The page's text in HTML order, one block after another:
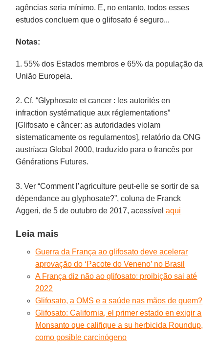
agências seria mínimo. E, no entanto, todos esses
estudos concluem que o glifosato é seguro...
Notas:
1. 55% dos Estados membros e 65% da população da
União Europeia.
2. Cf. “Glyphosate et cancer : les autorités en
infraction systématique aux réglementations”
[Glifosato e câncer: as autoridades violam
sistematicamente os regulamentos], relatório da ONG
austríaca Global 2000, traduzido para o francês por
Générations Futures.
3. Ver “Comment l’agriculture peut-elle se sortir de sa
dépendance au glyphosate?”, coluna de Franck
Aggeri, de 5 de outubro de 2017, acessívelaqui
Leia mais
Guerra da França ao glifosato deve acelerar
aprovação do ‘Pacote do Veneno’ no Brasil
A França diz não ao glifosato: proibição sai até
2022
Glifosato, a OMS e a saúde nas mãos de quem?
Glifosato: California, el primer estado en exigir a
Monsanto que califique a su herbicida Roundup,
como posible carcinógeno